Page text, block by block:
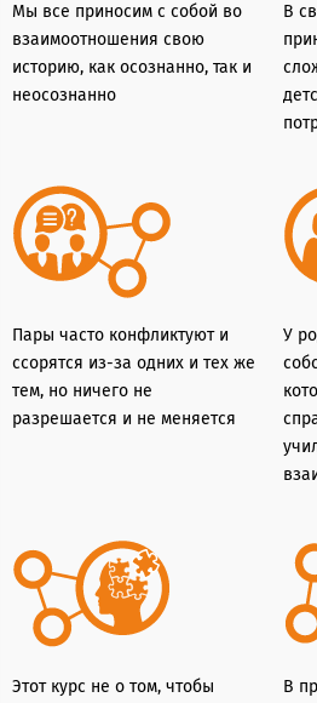
Мы все приносим с собой во
взаимоотношения свою
историю, как осознанно, так и
неосознанно
В
Пары часто конфликтуют и
ссорятся из-за одних и тех же
тем, но ничего не
разрешается и не меняется
У
Этот курс не о том, чтобы
В